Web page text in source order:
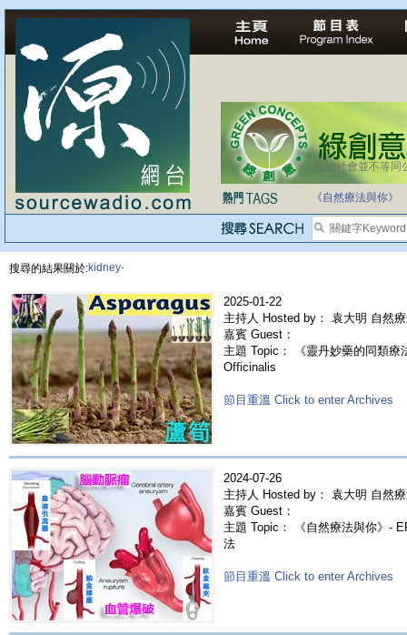
法治社會並不等同
自家教育合法化-
《自然療法與你》
搜尋的結果關於:kidney-
2025-01-22
主持人 Hosted by： 袁大明 自然
嘉賓 Guest：
主題 Topic： 《靈丹妙藥的同類療
Officinalis
節目重溫 Click to enter Archives
2024-07-26
主持人 Hosted by： 袁大明 自然
嘉賓 Guest：
主題 Topic： 《自然療法與你》-
法
節目重溫 Click to enter Archives